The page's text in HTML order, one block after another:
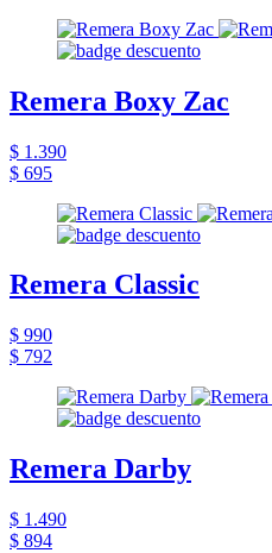
Remera Boxy Zac
$ 1.390
$ 695
Remera Classic
$ 990
$ 792
Remera Darby
$ 1.490
$ 894